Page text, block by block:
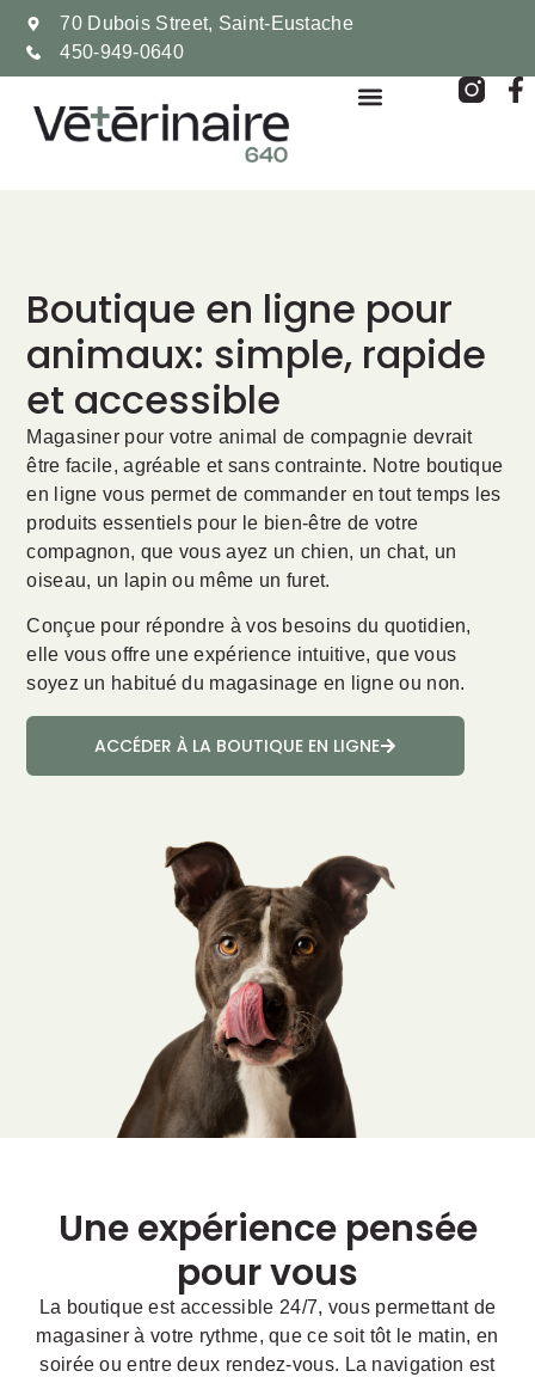
70 Dubois Street, Saint-Eustache
450-949-0640
Boutique en ligne pour
animaux: simple, rapide
et accessible
Magasiner pour votre animal de compagnie devrait
être facile, agréable et sans contrainte. Notre boutique
en ligne vous permet de commander en tout temps les
produits essentiels pour le bien-être de votre
compagnon, que vous ayez un chien, un chat, un
oiseau, un lapin ou même un furet.
Conçue pour répondre à vos besoins du quotidien,
elle vous offre une expérience intuitive, que vous
soyez un habitué du magasinage en ligne ou non.
ACCÉDER À LA BOUTIQUE EN LIGNE
Une expérience pensée
pour vous
La boutique est accessible 24/7, vous permettant de
magasiner à votre rythme, que ce soit tôt le matin, en
soirée ou entre deux rendez-vous. La navigation est